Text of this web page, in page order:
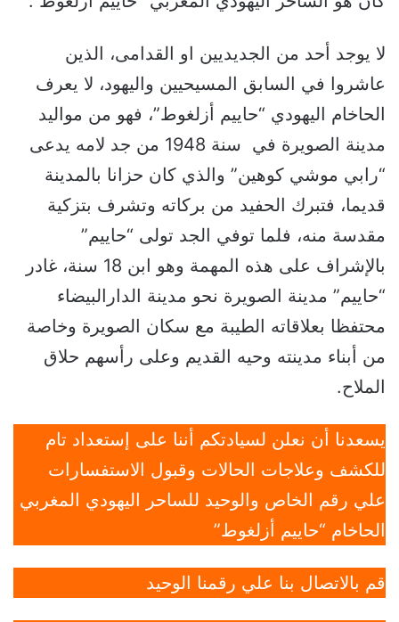
لا يوجد أحد من الجديديين او القدامى، الذين
عاشروا في السابق المسيحيين واليهود، لا يعرف
الحاخام اليهودي “حاييم أزلغوط”، فهو من مواليد
مدينة الصويرة في سنة 1948 من جد لامه يدعى
“رابي موشي كوهين” والذي كان حزانا بالمدينة
قديما، فتبرك الحفيد من بركاته وتشرف بتزكية
مقدسة منه، فلما توفي الجد تولى “حاييم”
بالإشراف على هذه المهمة وهو ابن 18 سنة، غادر
“حاييم” مدينة الصويرة نحو مدينة الدارالبيضاء
محتفظا بعلاقاته الطيبة مع سكان الصويرة وخاصة
من أبناء مدينته وحيه القديم وعلى رأسهم حلاق
الملاح.
يسعدنا أن نعلن لسيادتكم أننا على إستعداد تام
للكشف وعلاجات الحالات وقبول الاستفسارات
علي رقم الخاص والوحيد للساحر اليهودي المغربي
الحاخام “حاييم أزلغوط”
قم بالاتصال بنا علي رقمنا الوحيد